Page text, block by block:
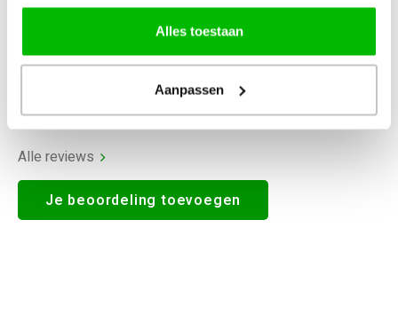
Alles toestaan
Aanpassen
0Reviews
Alle reviews
Je beoordeling toevoegen